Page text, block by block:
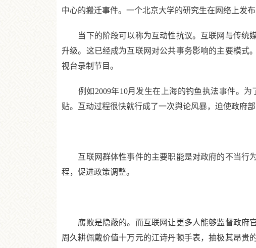
中心的搬迁事件。一个北京大学的研究生在网络上发
当下的阶段可以称为互动性抗议。互联网与传统媒
升级。这已经成为互联网对公共事务影响的主要模式
视台录制节目。
例如2009年10月发生在上海的钓鱼执法事件。为
贴。互动过程很快就行成了一次舆论风暴，迫使政府部
互联网群体性事件的主要职能是对政府的不当行为
程，促进政策调整。
腐败是隐蔽的。而互联网让更多人能够监督政府官
周久耕佩戴价值十万元的江诗丹顿手表，抽极其昂贵